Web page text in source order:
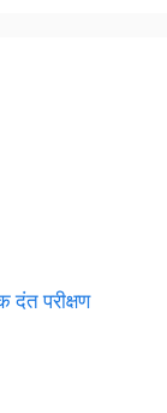
परीक्षण